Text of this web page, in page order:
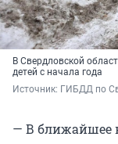
В Свердловской
детей с начала года
Источник: ГИБДД по
— В ближайшее